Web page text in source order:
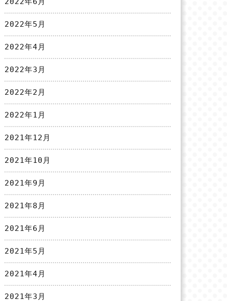
2022年5月
2022年4月
2022年3月
2022年2月
2022年1月
2021年12月
2021年10月
2021年9月
2021年8月
2021年6月
2021年5月
2021年4月
2021年3月